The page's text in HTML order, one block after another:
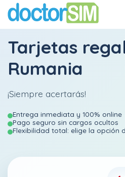
Tarjetas
Rumania
¡Siempre acertarás!
Entrega inmediata y 100% online
Pago seguro sin cargos ocultos
Flexibilidad total: elige la opción